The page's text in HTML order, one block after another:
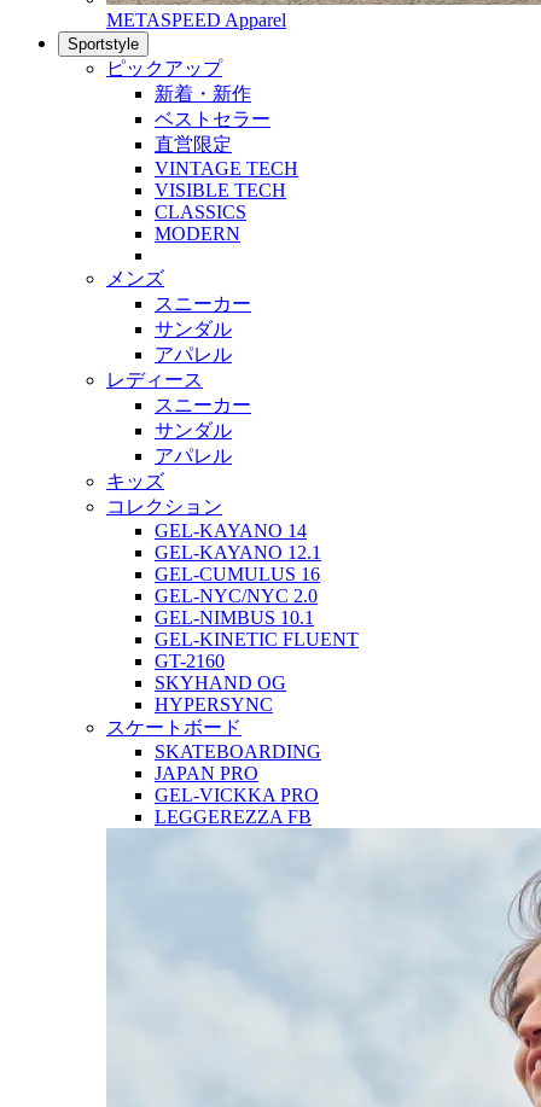
METASPEED Apparel
Sportstyle
ピックアップ
新着・新作
ベストセラー
直営限定
VINTAGE TECH
VISIBLE TECH
CLASSICS
MODERN
メンズ
スニーカー
サンダル
アパレル
レディース
スニーカー
サンダル
アパレル
キッズ
コレクション
GEL-KAYANO 14
GEL-KAYANO 12.1
GEL-CUMULUS 16
GEL-NYC/NYC 2.0
GEL-NIMBUS 10.1
GEL-KINETIC FLUENT
GT-2160
SKYHAND OG
HYPERSYNC
スケートボード
SKATEBOARDING
JAPAN PRO
GEL-VICKKA PRO
LEGGEREZZA FB